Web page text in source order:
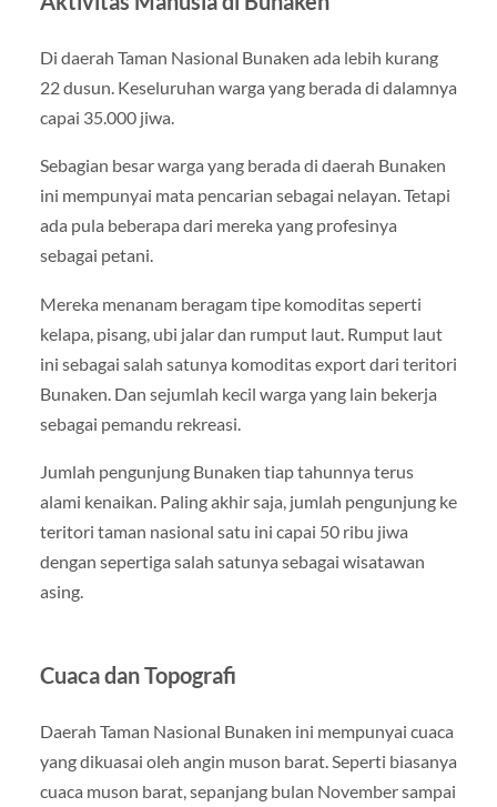
Di daerah Taman Nasional Bunaken ada lebih kurang
22 dusun. Keseluruhan warga yang berada di dalamnya
capai 35.000 jiwa.
Sebagian besar warga yang berada di daerah Bunaken
ini mempunyai mata pencarian sebagai nelayan. Tetapi
ada pula beberapa dari mereka yang profesinya
sebagai petani.
Mereka menanam beragam tipe komoditas seperti
kelapa, pisang, ubi jalar dan rumput laut. Rumput laut
ini sebagai salah satunya komoditas export dari teritori
Bunaken. Dan sejumlah kecil warga yang lain bekerja
sebagai pemandu rekreasi.
Jumlah pengunjung Bunaken tiap tahunnya terus
alami kenaikan. Paling akhir saja, jumlah pengunjung ke
teritori taman nasional satu ini capai 50 ribu jiwa
dengan sepertiga salah satunya sebagai wisatawan
asing.
Cuaca dan Topografi
Daerah Taman Nasional Bunaken ini mempunyai cuaca
yang dikuasai oleh angin muson barat. Seperti biasanya
cuaca muson barat, sepanjang bulan November sampai